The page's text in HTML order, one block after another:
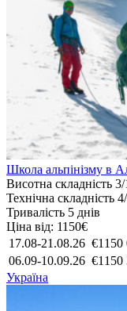
Школа альпінізму в
Висотна складність 3/
Технічна складність
Тривалість 5 днів
Ціна від: 1150€
17.08-21.08.26 €1150
06.09-10.09.26 €1150
Україна